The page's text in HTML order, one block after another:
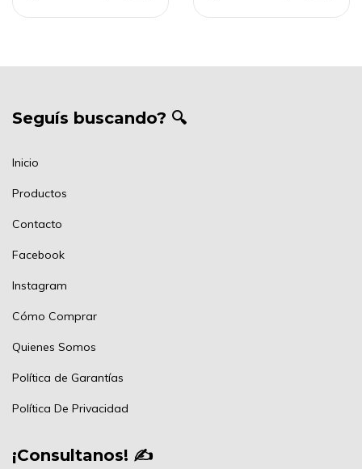
Seguís buscando? 🔍
Inicio
Productos
Contacto
Facebook
Instagram
Cómo Comprar
Quienes Somos
Política de Garantías
Política De Privacidad
¡Consultanos! ✍